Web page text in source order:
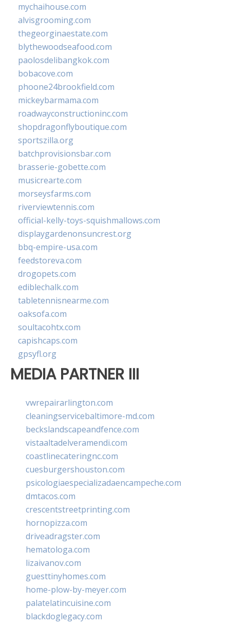
mychaihouse.com
alvisgrooming.com
thegeorginaestate.com
blythewoodseafood.com
paolosdelibangkok.com
bobacove.com
phoone24brookfield.com
mickeybarmama.com
roadwayconstructioninc.com
shopdragonflyboutique.com
sportszilla.org
batchprovisionsbar.com
brasserie-gobette.com
musicrearte.com
morseysfarms.com
riverviewtennis.com
official-kelly-toys-squishmallows.com
displaygardenonsuncrest.org
bbq-empire-usa.com
feedstoreva.com
drogopets.com
ediblechalk.com
tabletennisnearme.com
oaksofa.com
soultacohtx.com
capishcaps.com
gpsyfl.org
MEDIA PARTNER III
vwrepairarlington.com
cleaningservicebaltimore-md.com
beckslandscapeandfence.com
vistaaltadelveramendi.com
coastlinecateringnc.com
cuesburgershouston.com
psicologiaespecializadaencampeche.com
dmtacos.com
crescentstreetprinting.com
hornopizza.com
driveadragster.com
hematologa.com
lizaivanov.com
guesttinyhomes.com
home-plow-by-meyer.com
palatelatincuisine.com
blackdoglegacy.com